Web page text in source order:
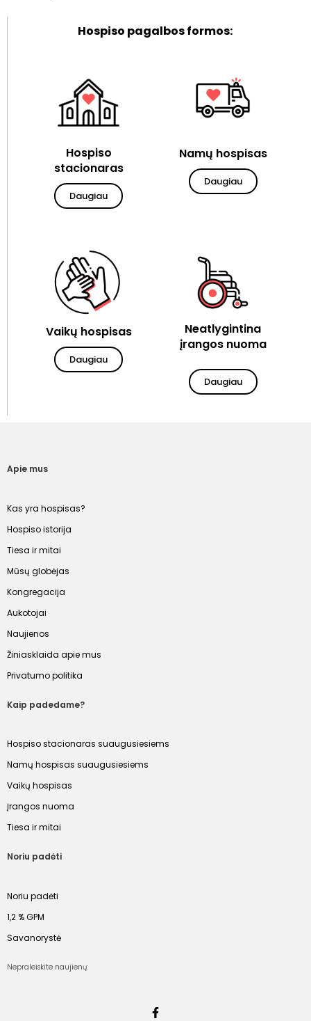
Hospiso pagalbos formos:
Hospiso
stacionaras
Daugiau
Namų hospisas
Daugiau
Vaikų hospisas
Daugiau
Neatlygintina
įrangos nuoma
Daugiau
Apie mus
Kas yra hospisas?
Hospiso istorija
Tiesa ir mitai
Mūsų globėjas
Kongregacija
Aukotojai
Naujienos
Žiniasklaida apie mus
Privatumo politika
Kaip padedame?
Hospiso stacionaras suaugusiesiems
Namų hospisas suaugusiesiems
Vaikų hospisas
Įrangos nuoma
Tiesa ir mitai
Noriu padėti
Noriu padėti
1,2 % GPM
Savanorystė
Nepraleiskite naujienų: